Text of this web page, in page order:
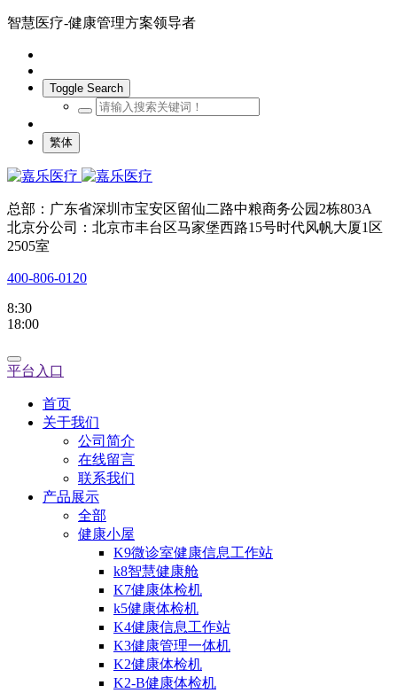
智慧医疗-健康管理方案领导者
Toggle Search
繁体
总部：广东省深圳市宝安区留仙二路中粮商务公园2栋803A
北京分公司：北京市丰台区马家堡西路15号时代风帆大厦1区
2505室
400-806-0120
8:30
18:00
平台入口
首页
关于我们
公司简介
在线留言
联系我们
产品展示
全部
健康小屋
K9微诊室健康信息工作站
k8智慧健康舱
K7健康体检机
k5健康体检机
K4健康信息工作站
K3健康管理一体机
K2健康体检机
K2-B健康体检机